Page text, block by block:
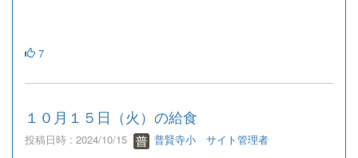
7
１０月１５日（火）の給食
投稿日時 : 2024/10/15 普賢寺小 サイト管理者